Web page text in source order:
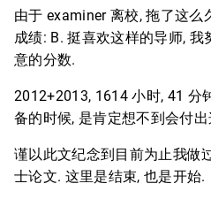
由于 examiner 离校, 拖了这么
成绩: B. 挺喜欢这样的导师,
意的分数.
2012+2013, 1614 小时, 41 分
备的时候, 是肯定想不到会付
谨以此文纪念到目前为止我做
士论文. 这里是结束, 也是开始.